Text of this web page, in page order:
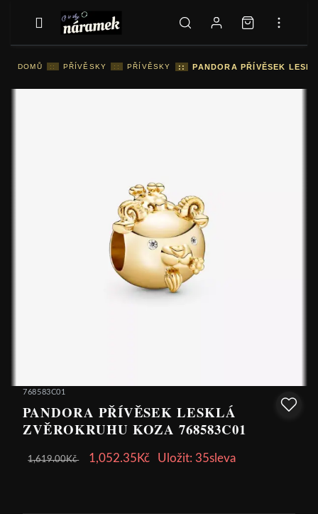
DOMŮ :: PŘÍVĚSKY :: PŘÍVĚSKY :: PANDORA PŘÍVĚSEK
768583C01
PANDORA PŘÍVĚSEK LESKLÁ
ZVĚROKRUHU KOZA 768583C01
1,619.00Kč 1,052.35Kč Uložit: 35sleva